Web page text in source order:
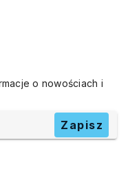
o nowościach i
Zapisz